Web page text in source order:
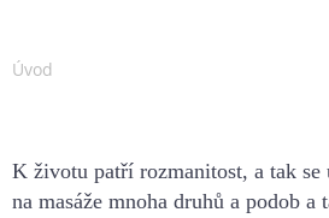
Úvod
K životu patří rozmanitost, a tak se
na masáže mnoha druhů a podob a